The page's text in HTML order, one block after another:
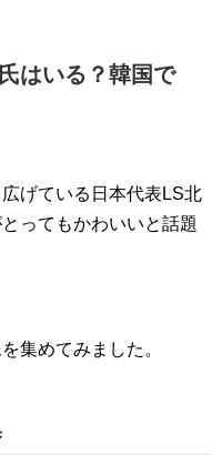
はいる？韓国で
げている日本代表LS北
ってもかわいいと話題
集めてみました。